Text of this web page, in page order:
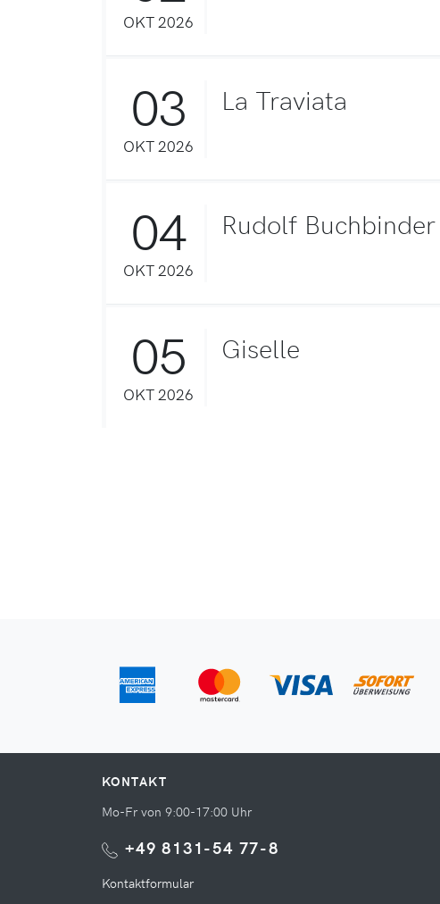
OKT 2026
03
OKT 2026
La Traviata
04
OKT 2026
Rudolf Buchbinder
05
OKT 2026
Giselle
KONTAKT
Mo-Fr von 9:00-17:00 Uhr
+49 8131-54 77-8
Kontaktformular